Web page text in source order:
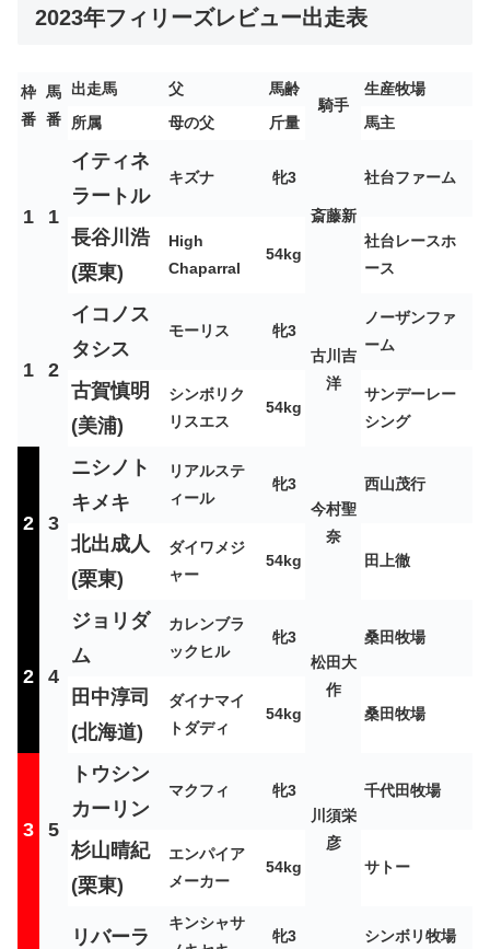
2023年フィリーズレビュー出走表
枠
番
馬
番
出走馬 父
馬齢
騎手
生産牧場
所属
母の父 斤量 馬主
1 1
イティネ
ラートル
キズナ 牝3
斎藤新
社台ファーム
長谷川浩
(栗東)
High
Chaparral
54kg
社台レースホ
ース
1 2
イコノス
タシス
モーリス
牝3
古川吉
洋
ノーザンファ
ーム
古賀慎明
(美浦)
シンボリク
リスエス
54kg
サンデーレー
シング
2 3
ニシノト
キメキ
リアルステ
ィール
牝3
今村聖
奈
西山茂行
北出成人
(栗東)
ダイワメジ
ャー
54kg 田上徹
2 4
ジョリダ
ム
カレンブラ
ックヒル
牝3
松田大
作
桑田牧場
田中淳司
(北海道)
ダイナマイ
トダディ
54kg 桑田牧場
3 5
トウシン
カーリン
マクフィ
牝3
川須栄
彦
千代田牧場
杉山晴紀
(栗東)
エンパイア
メーカー
54kg サトー
リバーラ
キンシャサ
牝3 シンボリ牧場